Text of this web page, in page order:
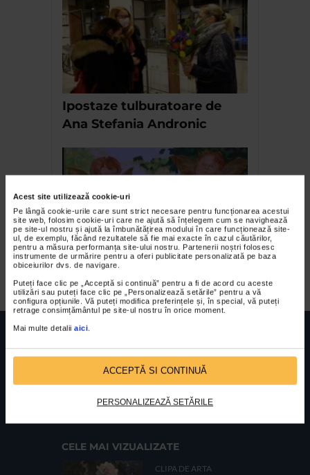
Acest site utilizează cookie-uri
Pe lângă cookie-urile care sunt strict necesare pentru funcționarea acestui
site web, folosim cookie-uri care ne ajută să înțelegem cum se navighează
pe site-ul nostru și ajută la îmbunătățirea modului în care funcționează site-
ul, de exemplu, făcând rezultatele să fie mai exacte în cazul căutărilor,
pentru a măsura performanța site-ului nostru. Partenerii noștri folosesc
instrumente de urmărire pentru a oferi publicitate personalizată pe baza
obiceiurilor dvs. de navigare.
Puteți face clic pe „Acceptă si continuă” pentru a fi de acord cu aceste
utilizări sau puteți face clic pe „Personalizează setările” pentru a vă
configura opțiunile. Vă puteți modifica preferințele și, în special, vă puteți
retrage consimțământul pe site-ul nostru în orice moment.
Mai multe detalii aici
ACCEPTĂ SI CONTINUĂ
PERSONALIZEAZĂ SETĂRILE
Ipostaze tulburatoare de
Ana Stefania Andronic
Mirela Traistaru
Sc. 4, Ap. 197, Sector 2
CELE MAI VIZUALIZATE
CLIPA DE ARTA